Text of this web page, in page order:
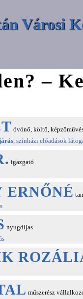
Városi
–
óvónő, költő,
, színházi előadások
igazgató
nyugdíjas
műszerész